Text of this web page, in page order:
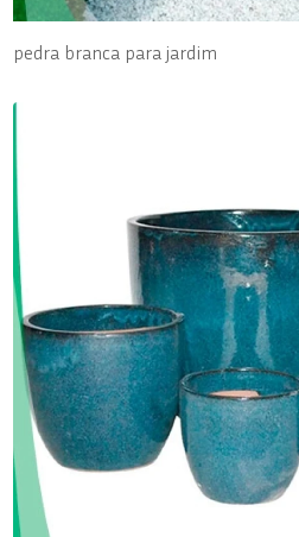
pedra branca para jardim